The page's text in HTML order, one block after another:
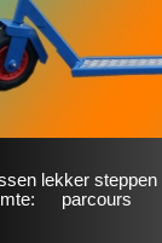
lekker
parcours